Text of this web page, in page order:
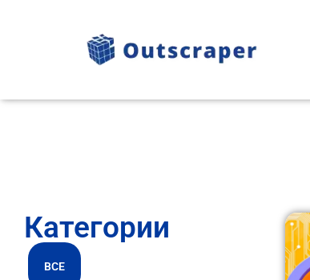
Категории
ВСЕ